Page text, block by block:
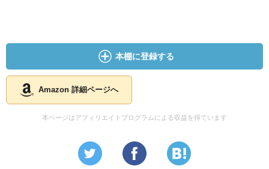
本棚に登録する
Amazon 詳細ページへ
本ページはアフィリエイトプログラムによる収益を得ています